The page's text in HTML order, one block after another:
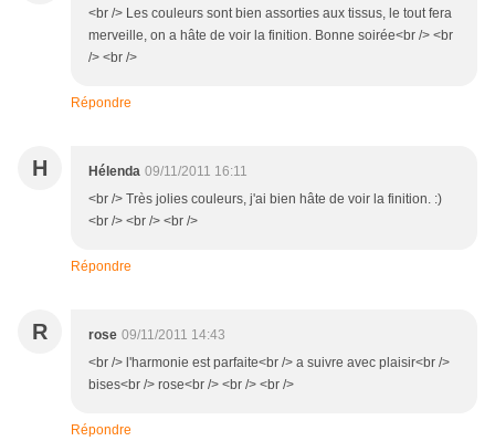
<br /> Les couleurs sont bien assorties aux tissus, le tout fera
merveille, on a hâte de voir la finition. Bonne soirée<br /> <br
/> <br />
Répondre
H Hélenda 09/11/2011 16:11
<br /> Très jolies couleurs, j'ai bien hâte de voir la finition. :)
<br /> <br /> <br />
Répondre
R rose 09/11/2011 14:43
<br /> l'harmonie est parfaite<br /> a suivre avec plaisir<br />
bises<br /> rose<br /> <br /> <br />
Répondre